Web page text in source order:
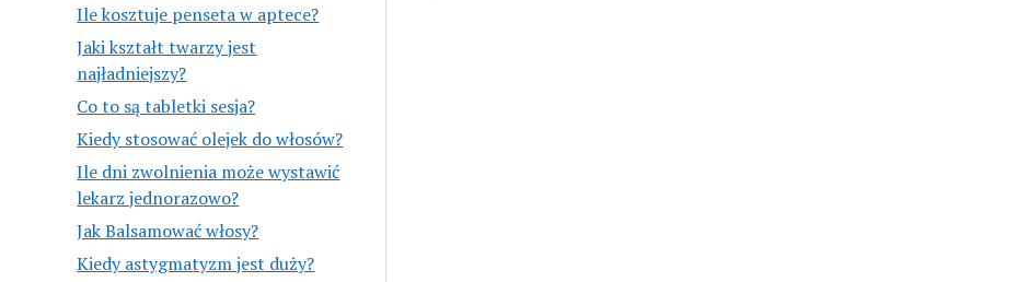
Ile kosztuje penseta w aptece?
Jaki kształt twarzy jest
najładniejszy?
Co to są tabletki sesja?
Kiedy stosować olejek do włosów?
Ile dni zwolnienia może wystawić
lekarz jednorazowo?
Jak Balsamować włosy?
Kiedy astygmatyzm jest duży?